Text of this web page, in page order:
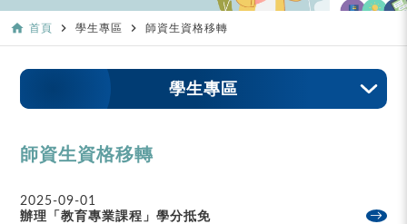
home 首頁 navigate_next 學生專區 navigate_next 師資生資格移轉
學生專區
師資生資格移轉
2025-09-01
辦理「教育專業課程」學分抵免